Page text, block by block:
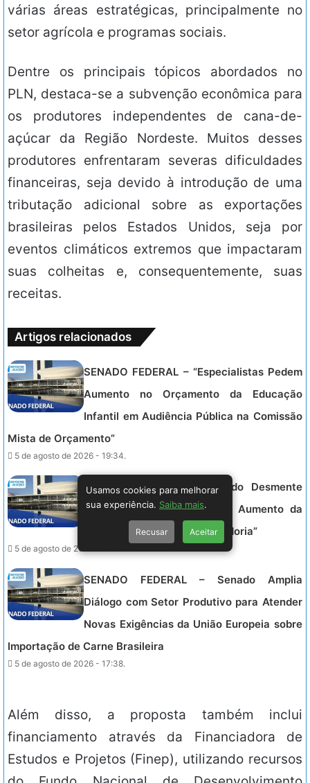
várias áreas estratégicas, principalmente no
setor agrícola e programas sociais.
Dentre os principais tópicos abordados no
PLN, destaca-se a subvenção econômica para
os produtores independentes de cana-de-
açúcar da Região Nordeste. Muitos desses
produtores enfrentaram severas dificuldades
financeiras, seja devido à introdução de uma
tributação adicional sobre as exportações
brasileiras pelos Estados Unidos, seja por
eventos climáticos extremos que impactaram
suas colheitas e, consequentemente, suas
receitas.
Artigos relacionados
SENADO FEDERAL – “Especialistas Pedem
Aumento no Orçamento da Educação
Infantil em Audiência Pública na Comissão
Mista de Orçamento”
5 de agosto de 2026 - 19:34.
SENADO FEDERAL – “Senado Desmente
Boato: Não Há Proposta de Aumento da
Idade Mínima para Aposentadoria”
5 de agosto de 2026 - 18:49.
SENADO FEDERAL – Senado Amplia
Diálogo com Setor Produtivo para Atender
Novas Exigências da União Europeia sobre
Importação de Carne Brasileira
5 de agosto de 2026 - 17:38.
Além disso, a proposta também inclui
financiamento através da Financiadora de
Estudos e Projetos (Finep), utilizando recursos
Usamos cookies para melhorar
sua experiência. Saiba mais
Recusar Aceitar